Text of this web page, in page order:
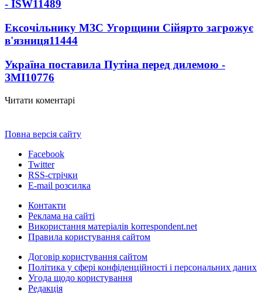
- ISW11489
Ексочільнику МЗС Угорщини Сійярто загрожує
в'язниця11444
Україна поставила Путіна перед дилемою -
ЗМІ10776
Читати коментарі
Повна версія сайту
Facebook
Twitter
RSS-стрічки
E-mail розсилка
Контакти
Реклама на сайті
Використання матеріалів korrespondent.net
Правила користування сайтом
Договір користування сайтом
Політика у сфері конфіденційності і персональних даних
Угода щодо користування
Редакція